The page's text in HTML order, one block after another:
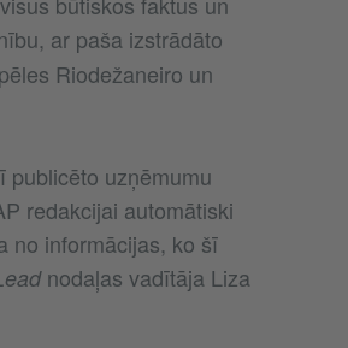
ar paša izstrādāto
Riodežaneiro un
publicēto uzņēmumu
redakcijai automātiski
no informācijas, ko šī
nodaļas vadītāja Liza